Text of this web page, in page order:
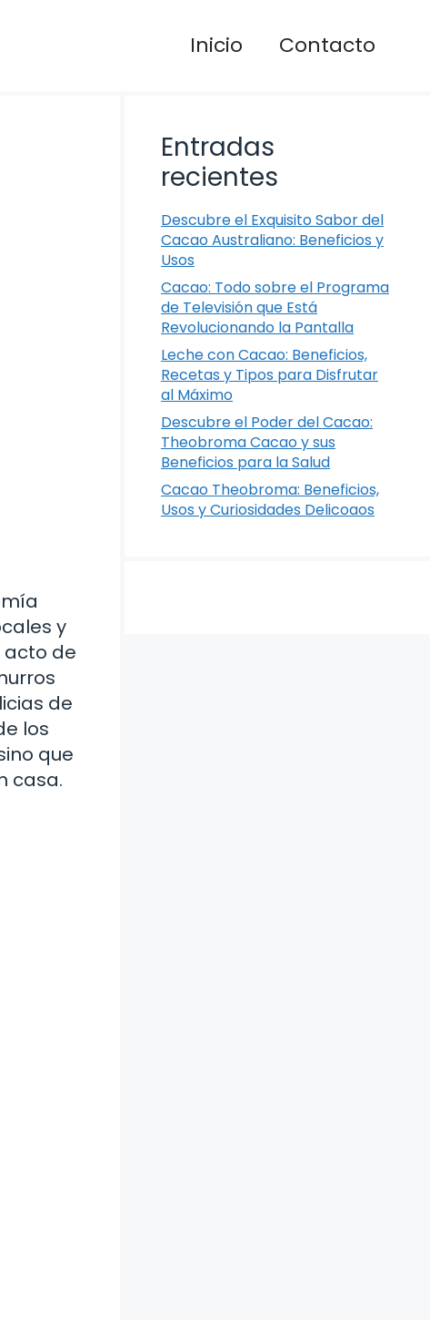
Inicio Contacto
y
acto de
de
los
que
casa.
Entradas
recientes
Descubre el Exquisito Sabor del
Cacao Australiano: Beneficios y
Usos
Cacao: Todo sobre el Programa
de Televisión que Está
Revolucionando la Pantalla
Leche con Cacao: Beneficios,
Recetas y Tipos para Disfrutar
al Máximo
Descubre el Poder del Cacao:
Theobroma Cacao y sus
Beneficios para la Salud
Cacao Theobroma: Beneficios,
Usos y Curiosidades Delicoaos